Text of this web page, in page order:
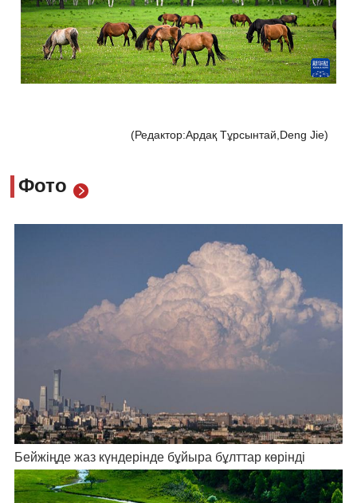
(Редактор:Ардақ Тұрсынтай,Deng Jie)
Фото
Бейжіңде жаз күндерінде бұйыра бұлттар көрінді